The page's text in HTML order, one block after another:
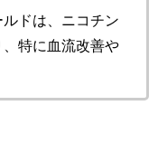
ドは、ニコチン
特に血流改善や